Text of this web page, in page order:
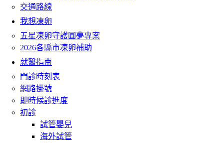
交通路線
我想凍卵
五星凍卵守護圓夢專案
2026各縣市凍卵補助
就醫指南
門診時刻表
網路掛號
即時候診進度
初診
試管嬰兒
海外試管